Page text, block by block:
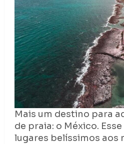
Mais um destino para
de praia: o México.
lugares belíssimos aos